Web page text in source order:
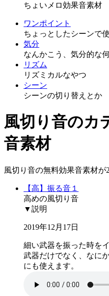
ちょいメロ効果音素材
ワンポイント
ちょっとしたシーンで
気分
なんかこう、気分的な
リズム
リズミカルなやつ
シーン
シーンの切り替えとか
風切り音のカ
音素材
風切り音の無料効果音素材が
【高】振る音１
高めの風切り音
▼説明
2019年12月17日
細い武器を振った時を
武器だけでなく、なに
にも使えます。